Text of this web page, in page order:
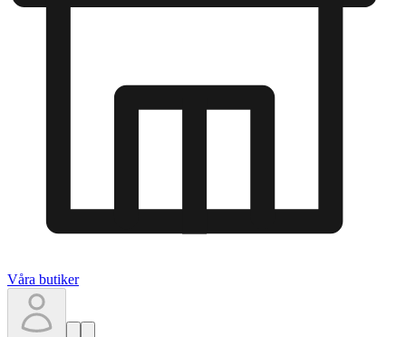
Våra butiker